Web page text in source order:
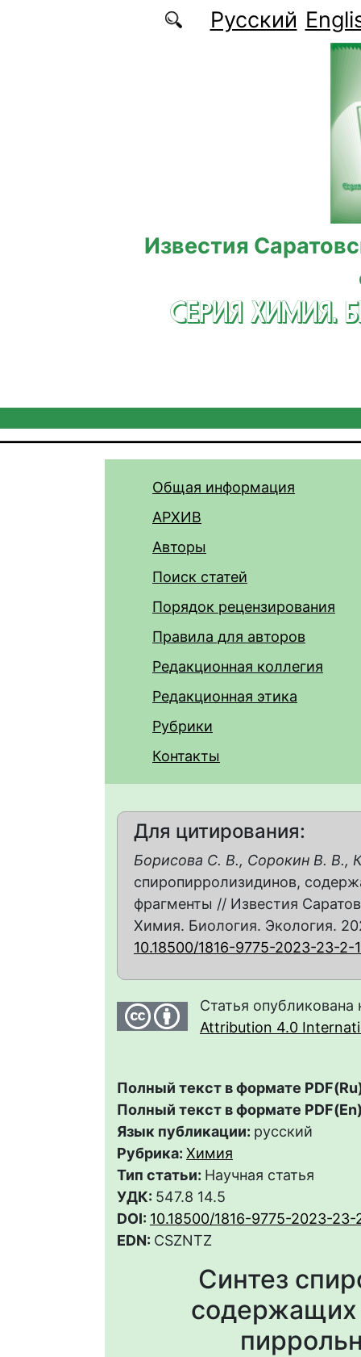
Перейти к основному содержаниюРусский
Известия
СЕРИЯ ХИМИЯ.
Общая информация
АРХИВ
Авторы
Поиск статей
Порядок рецензирования
Правила для авторов
Редакционная коллегия
Редакционная этика
Рубрики
Контакты
Для цитирования:
Борисова С. В., Сорокин В. В.,
спиропирролизидинов,
фрагменты // Известия
Химия. Биология. Экология.
10.18500/1816-9775-2023-23-2-
Статья
Attribution 4.0
Полный текст в формате
Полный текст в формате
Язык публикации: русский
Рубрика: Химия
Тип статьи: Научная статья
УДК: 547.8 14.5
DOI: 10.18500/1816-9775-2023-23-
EDN: CSZNTZ
Синтез
содержащих